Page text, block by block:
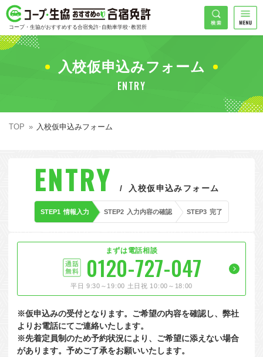
コープ・生協おすすめの合宿免許
コープ・生協がおすすめする合宿免許･自動車学校･教習所
HOME
コープ・生協おすすめの合宿免許ランキング
普通車
大型二輪
準中型車
大型車
けん引
中型車
大型二種
エリアで探す
東北エリア
甲信越エリア
北陸エリア
関西エリア
中国エリア
四国エリア
誕生月割
キャンペーンで探す
コープ合宿免許スタッフがおすすめの教習所
お一人でも安心な教習所
教習料金が安い教習所
合宿免許の食事がおいしいと好評な教習所
温泉プランがある教習所
自炊ができる教習所
入校日で探す
私たちについて
コープ・生協おすすめの合宿免許パンフレット
お支払いについて
よくある質問
入校の流れ/スケジュール
地域
47 件が見つかりました
免許の種類
エリア
検索
入校仮申込みフォーム
ENTRY
TOP 入校仮申込みフォーム
ENTRY 入校仮申込みフォーム
STEP1 情報入力 STEP2 入力内容の確認 STEP3 完了
まずは電話相談
0120-727-047
平日 9:30～19:00 土日祝 10:00～18:00
※仮申込みの受付となります。ご希望の内容を確認し、弊社
よりお電話にてご連絡いたします。
※先着定員制のため予約状況により、ご希望に添えない場合
があります。予めご了承をお願いいたします。